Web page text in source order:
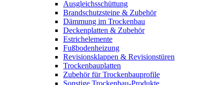
Ausgleichsschüttung
Brandschutzsteine & Zubehör
Dämmung im Trockenbau
Deckenplatten & Zubehör
Estrichelemente
Fußbodenheizung
Revisionsklappen & Revisionstüren
Trockenbauplatten
Zubehör für Trockenbauprofile
Sonstige Trockenbau-Produkte